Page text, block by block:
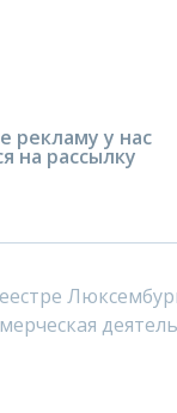
рекламу у нас
на рассылку